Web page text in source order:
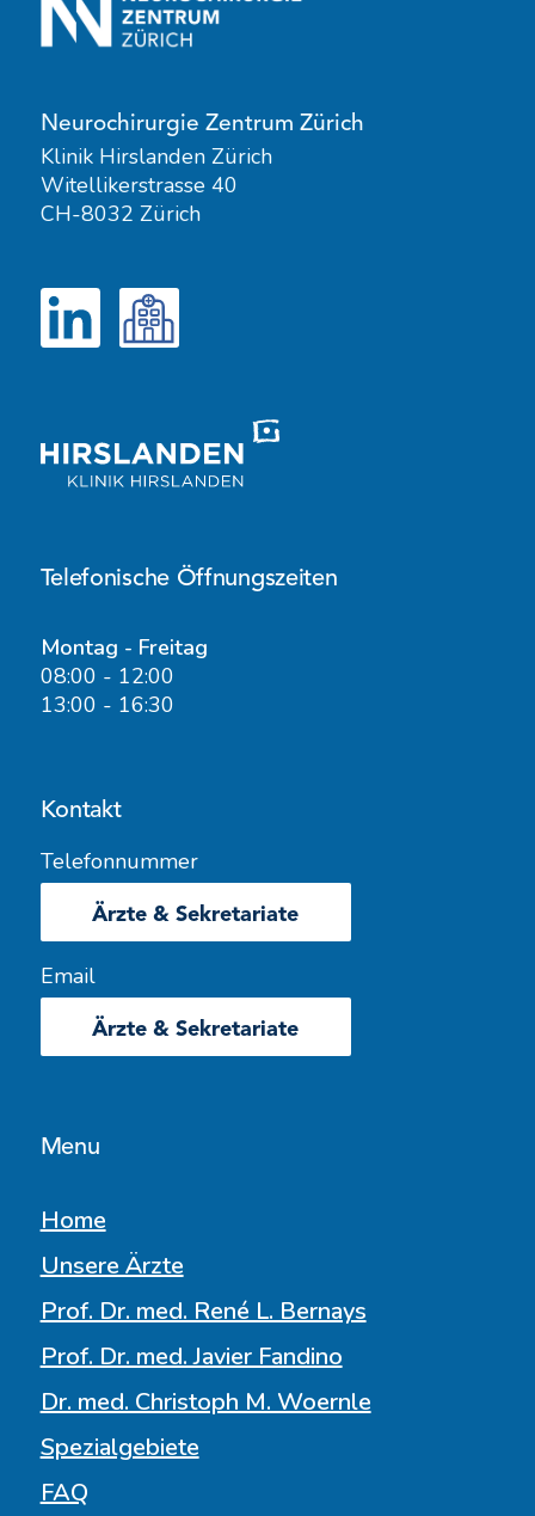
Neurochirurgie Zentrum Zürich
Klinik Hirslanden Zürich
Witellikerstrasse 40
CH-8032 Zürich
Menu
Home
Unsere Ärzte
Prof. Dr. med. René L. Bernays
Prof. Dr. med. Javier Fandino
Dr. med. Christoph M. Woernle
Spezialgebiete
FAQ
Telefonische Öffnungszeiten
Montag - Freitag
08:00 - 12:00
13:00 - 16:30
Kontakt
Telefonnummer
Ärzte & Sekretariate
Email
Ärzte & Sekretariate